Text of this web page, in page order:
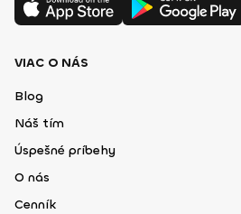
VIAC O NÁS
Blog
Náš tím
Úspešné príbehy
O nás
Cenník